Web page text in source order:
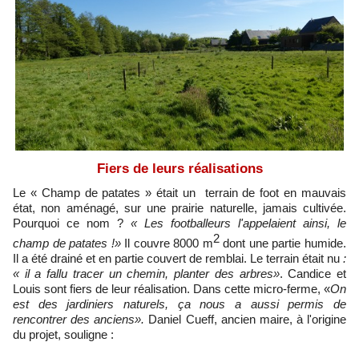
Fiers de leurs réalisations
Le « Champ de patates » était un terrain de foot en mauvais
état, non aménagé, sur une prairie naturelle, jamais cultivée.
Pourquoi ce nom ? « Les footballeurs l'appelaient ainsi, le
champ de patates !»Il couvre 8000 m2dont une partie humide.
Il a été drainé et en partie couvert de remblai. Le terrain était nu :
« il a fallu tracer un chemin, planter des arbres». Candice et
Louis sont fiers de leur réalisation. Dans cette micro-ferme, «On
est des jardiniers naturels, ça nous a aussi permis de
rencontrer des anciens». Daniel Cueff, ancien maire, à l'origine
du projet, souligne :